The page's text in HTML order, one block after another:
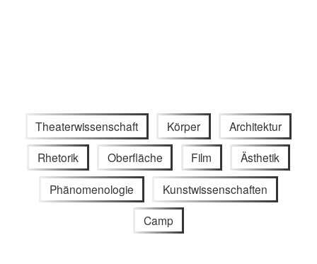
Theaterwissenschaft Körper Architektur
Rhetorik Oberfläche Film Ästhetik
Phänomenologie Kunstwissenschaften
Camp